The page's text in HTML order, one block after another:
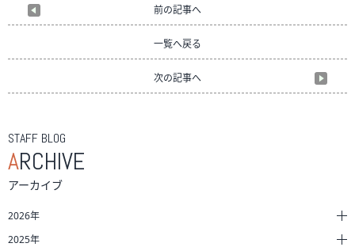
前の記事へ
一覧へ戻る
次の記事へ
STAFF BLOG
ARCHIVE
アーカイブ
2026年
2025年